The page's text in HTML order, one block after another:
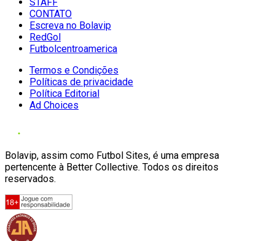
CONTATO
Escreva no Bolavip
RedGol
Futbolcentroamerica
Termos e Condições
Políticas de privacidade
Política Editorial
Ad Choices
Bolavip, assim como Futbol Sites, é uma empresa
pertencente à Better Collective. Todos os direitos
reservados.